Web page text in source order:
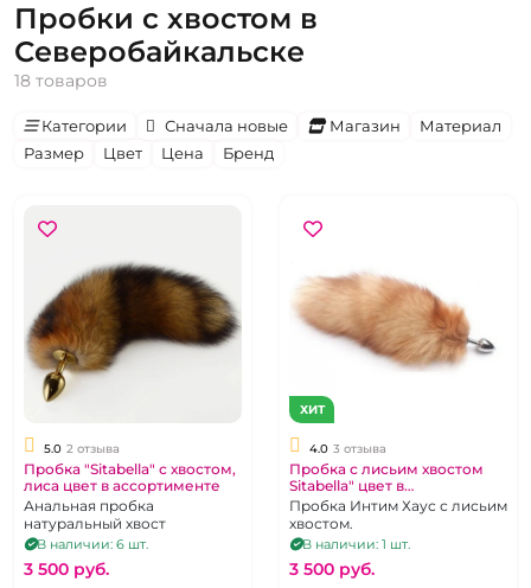
Пробки с хвостом в
Северобайкальске
18 товаров
Категории Сначала новые Магазин
Материал
Размер
Цвет Цена Бренд
5.0 2 отзыва
Пробка "Sitabella" с хвостом,
лиса цвет в ассортименте
Анальная пробка
натуральный хвост
В наличии: 6 шт.
3 500 pуб.
ХИТ
4.0 3 отзыва
Пробка с лисьим хвостом
Sitabella" цвет в
ассортименте
Пробка Интим Хаус с лисьим
хвостом.
В наличии: 1 шт.
3 500 pуб.